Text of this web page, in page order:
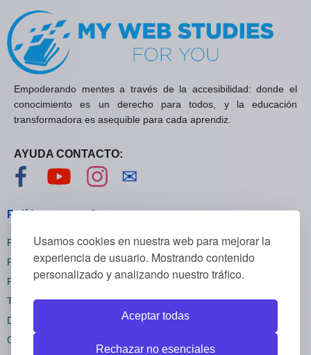
Usamos cookies en nuestra web para mejorar la
experiencia de usuario. Mostrando contenido
personalizado y analizando nuestro tráfico.
Aceptar todas
Rechazar no esenciales
Empoderando mentes a través de la accesibilidad: donde el
conocimiento es un derecho para todos, y la educación
transformadora es asequible para cada aprendiz.
AYUDA CONTACTO:
Visítanos en Facebook
Visítanos en YouTube
Visítanos en Instagram
✉
Políticas generales
Políticas de privacidad
Políticas de cookies
Políticas de reembolsos
Términos y condiciones
Darse de baja
Configuración cookies